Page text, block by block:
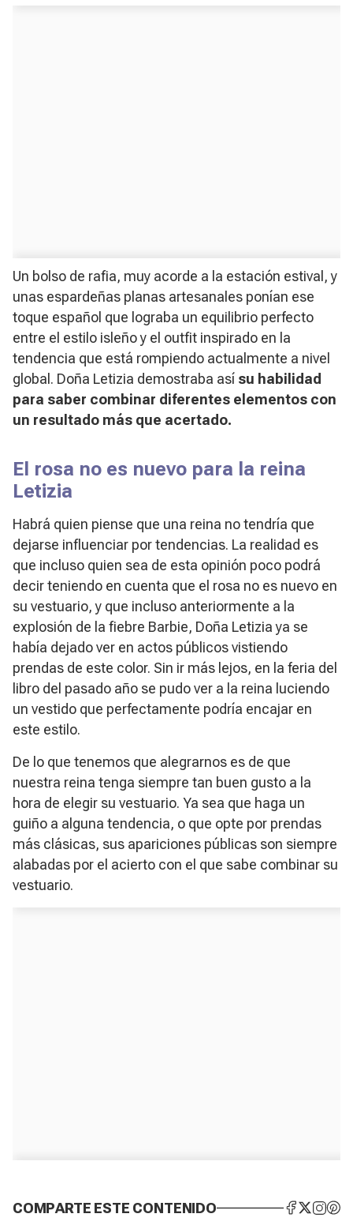
Un bolso de rafia, muy acorde a la estación estival, y
unas espardeñas planas artesanales ponían ese
toque español que lograba un equilibrio perfecto
entre el estilo isleño y el outfit inspirado en la
tendencia que está rompiendo actualmente a nivel
global. Doña Letizia demostraba así su habilidad
para saber combinar diferentes elementos con
un resultado más que acertado.
El rosa no es nuevo para la reina
Letizia
Habrá quien piense que una reina no tendría que
dejarse influenciar por tendencias. La realidad es
que incluso quien sea de esta opinión poco podrá
decir teniendo en cuenta que el rosa no es nuevo en
su vestuario, y que incluso anteriormente a la
explosión de la fiebre Barbie, Doña Letizia ya se
había dejado ver en actos públicos vistiendo
prendas de este color. Sin ir más lejos, en la feria del
libro del pasado año se pudo ver a la reina luciendo
un vestido que perfectamente podría encajar en
este estilo.
De lo que tenemos que alegrarnos es de que
nuestra reina tenga siempre tan buen gusto a la
hora de elegir su vestuario. Ya sea que haga un
guiño a alguna tendencia, o que opte por prendas
más clásicas, sus apariciones públicas son siempre
alabadas por el acierto con el que sabe combinar su
vestuario.
COMPARTE ESTE CONTENIDO